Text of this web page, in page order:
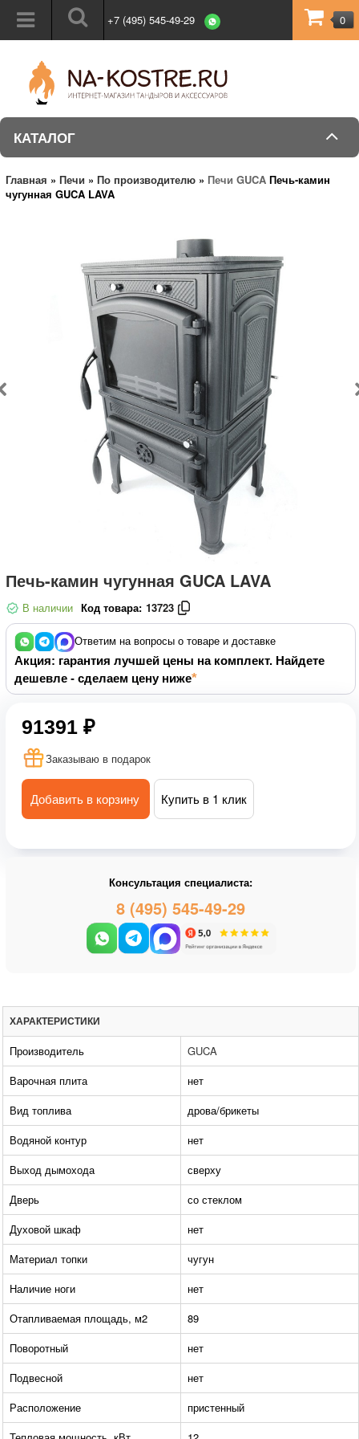
+7 (495) 545-49-29 0
КАТАЛОГ
Главная » Печи » По производителю » Печи GUCA Печь-камин
чугунная GUCA LAVA
Печь-камин чугунная GUCA LAVA
В наличии Код товара: 13723
Ответим на вопросы о товаре и доставке
Акция: гарантия лучшей цены на комплект. Найдете
дешевле - сделаем цену ниже
91391 ₽
Заказываю в подарок
Добавить в корзину Купить в 1 клик
Консультация специалиста:
8 (495) 545-49-29
ХАРАКТЕРИСТИКИ
Производитель
GUCA
Варочная плита
нет
Вид топлива
дрова/брикеты
Водяной контур
нет
Выход дымохода
сверху
Дверь
со стеклом
Духовой шкаф
нет
Материал топки
чугун
Наличие ноги
нет
Отапливаемая площадь, м2
89
Поворотный
нет
Подвесной
нет
Расположение
пристенный